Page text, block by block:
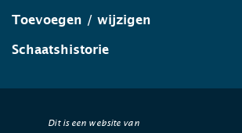
Toevoegen / wijzigen
Schaatshistorie
Dit is een website van